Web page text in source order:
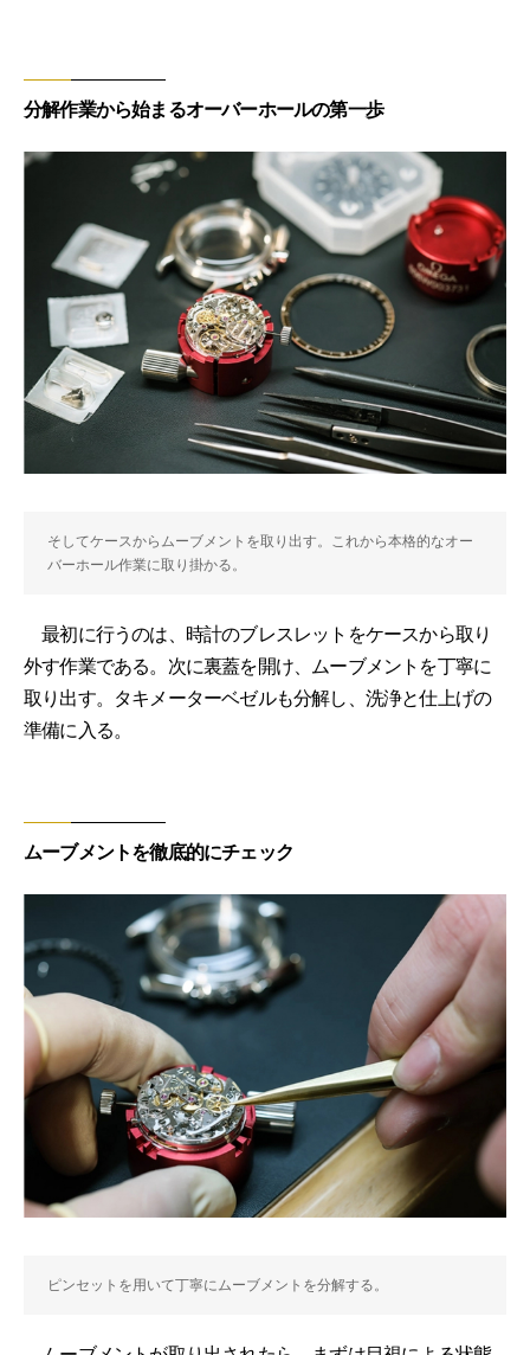
分解作業から始まるオーバーホールの第一歩
そしてケースからムーブメントを取り出す。これから本格的なオー
バーホール作業に取り掛かる。
最初に行うのは、時計のブレスレットをケースから取り
外す作業である。次に裏蓋を開け、ムーブメントを丁寧に
取り出す。タキメーターベゼルも分解し、洗浄と仕上げの
準備に入る。
ムーブメントを徹底的にチェック
ピンセットを用いて丁寧にムーブメントを分解する。